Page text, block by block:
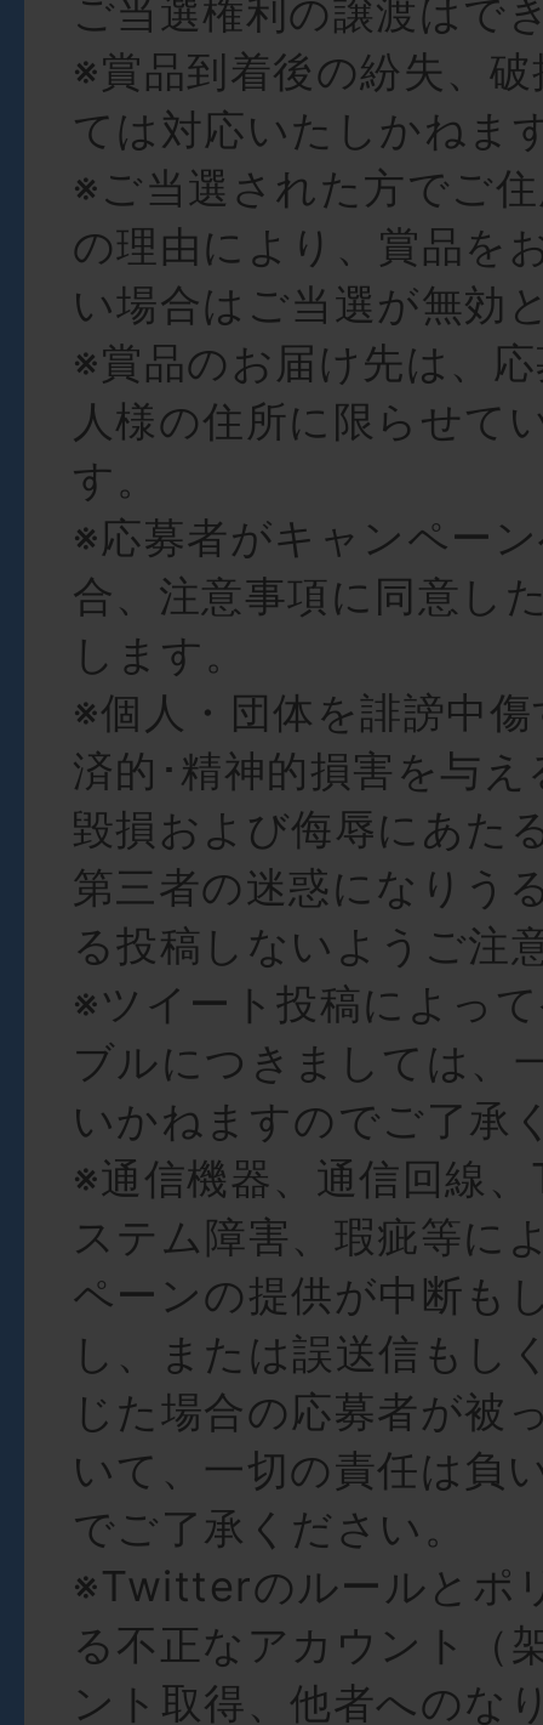
ご当選権利の譲渡はで
※賞品到着後の紛失、
ては対応いたしかねま
※ご当選された方でご
の理由により、賞品を
い場合はご当選が無効
※賞品のお届け先は、
人様の住所に限らせて
す。
※応募者がキャンペー
合、注意事項に同意し
します。
※個人・団体を誹謗中
済的･精神的損害を与
毀損および侮辱にあた
第三者の迷惑になりう
る投稿しないようご注
※ツイート投稿によっ
ブルにつきましては、
いかねますのでご了承
※通信機器、通信回線
ステム障害、瑕疵等に
ペーンの提供が中断も
し、または誤送信もし
じた場合の応募者が被
いて、一切の責任は負
でご了承ください。
※Twitterのルールとポ
る不正なアカウント（
ント取得、他者へのな